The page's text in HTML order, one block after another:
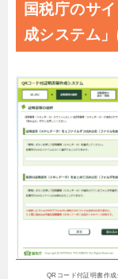
国税庁のサ
成システム
QRコード付証明書作成